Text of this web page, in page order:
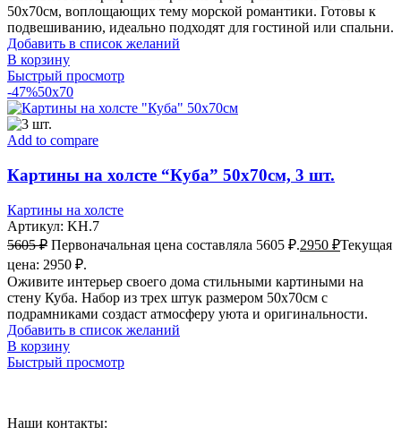
50х70см, воплощающих тему морской романтики. Готовы к
подвешиванию, идеально подходят для гостиной или спальни.
Добавить в список желаний
В корзину
Быстрый просмотр
-47%50x70
Add to compare
Картины на холсте “Куба” 50х70см, 3 шт.
Картины на холсте
Артикул: KH.7
5605₽ Первоначальная цена составляла 5605 ₽.2950 ₽Текущая
цена: 2950 ₽.
Оживите интерьер своего дома стильными картиными на
стену Куба. Набор из трех штук размером 50х70см с
подрамниками создаст атмосферу уюта и оригинальности.
Добавить в список желаний
В корзину
Быстрый просмотр
Наши контакты: